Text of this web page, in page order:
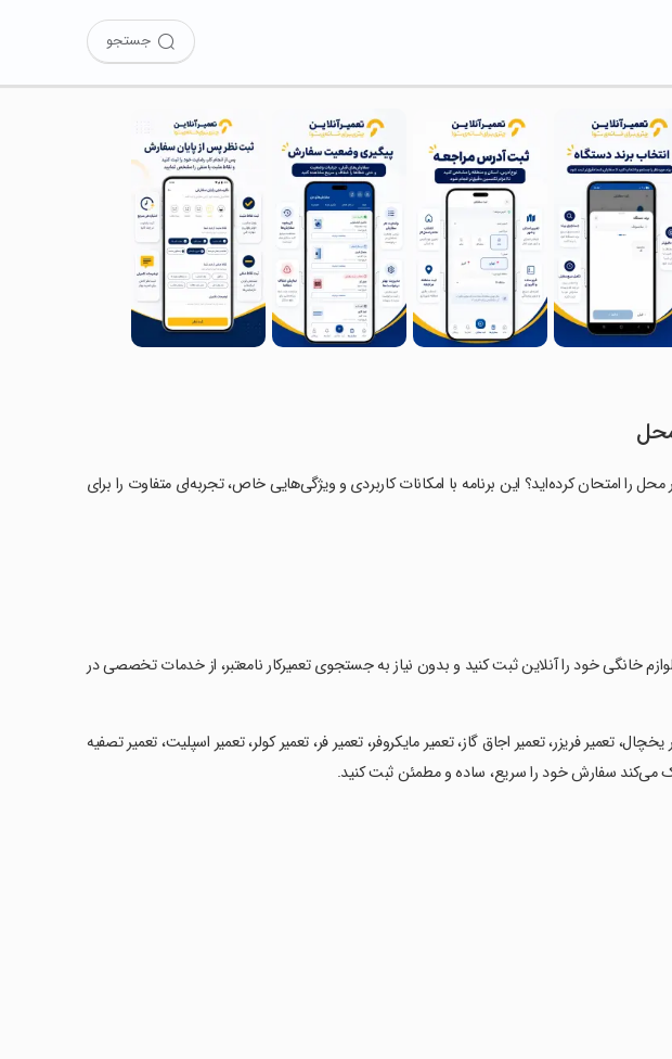
جستجو
محل را امتحان کرده‌اید؟ این برنامه با امکانات کاربردی و ویژگی‌هایی خاص، تجربه‌ای متفاوت را برای
خانگی خود را آنلاین ثبت کنید و بدون نیاز به جستجوی تعمیرکار نامعتبر، از خدمات تخصصی در
تعمیر فریزر، تعمیر اجاق گاز، تعمیر مایکروفر، تعمیر فر، تعمیر کولر، تعمیر اسپلیت، تعمیر تصفیه
می‌کند سفارش خود را سریع، ساده و مطمئن ثبت کنید.